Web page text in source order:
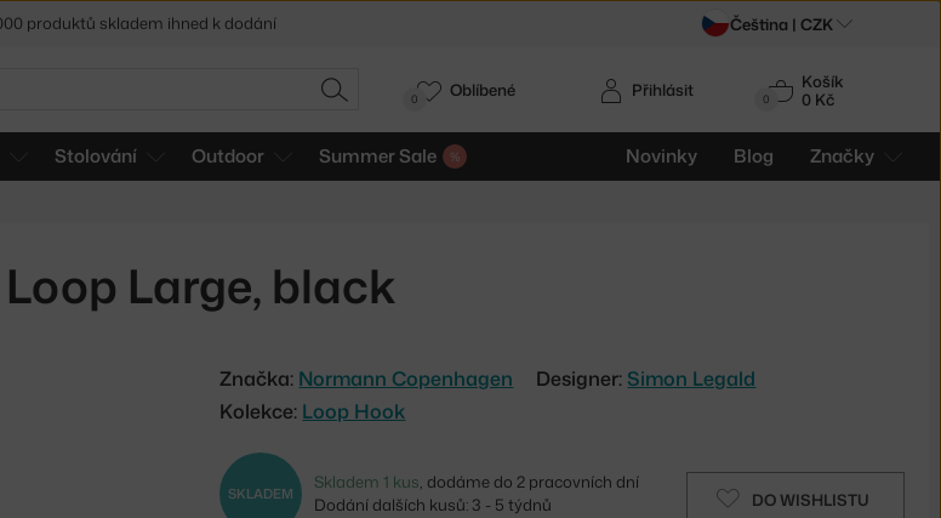
HLEDAT 0
Košík
0 Kč
Stolování Outdoor Summer Sale Novinky Blog Značky
Přihlásit
0 Oblíbené
Large, black
Značka: Normann Copenhagen Designer: Simon Legald
Kolekce: Loop Hook
DO WISHLISTU
SKLADEM
Skladem 1 kus, dodáme do 2 pracovních dní
Dodání dalších kusů: 3 - 5 týdnů
5 % pro odběratele newsletteru Čeština | CZK